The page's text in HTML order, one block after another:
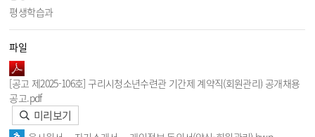
평생학습과
파일
[공고 제2025-106호] 구리시청소년수련관 기간제 계약직(회원관리) 공개채용
공고.pdf
미리보기